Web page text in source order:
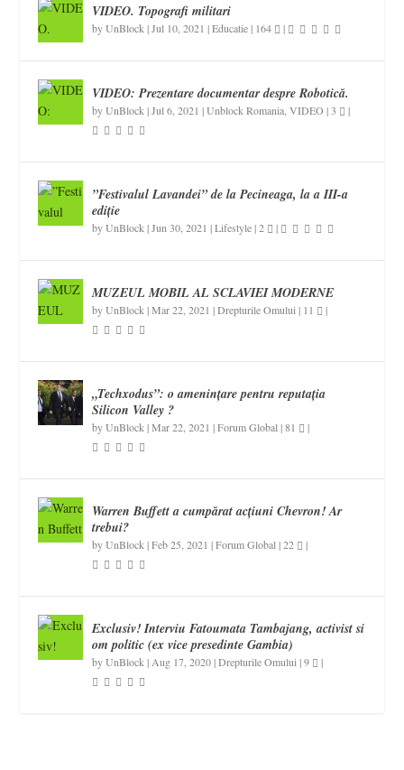
VIDEO. Topografi militari
byUnBlock |Jul 10, 2021 |Educatie| 164 |
VIDEO: Prezentare documentar despre Robotică.
byUnBlock |Jul 6, 2021 |Unblock Romania ,VIDEO |3 |
”Festivalul Lavandei” de la Pecineaga, la a III-a
ediție
byUnBlock |Jun 30, 2021 |Lifestyle|2 |
MUZEUL MOBIL AL SCLAVIEI MODERNE
byUnBlock |Mar 22, 2021 |Drepturile Omului | 11 |
„Techxodus”: o amenințare pentru reputația
Silicon Valley ?
byUnBlock |Mar 22, 2021 |Forum Global |81 |
Warren Buffett a cumpărat acțiuni Chevron! Ar
trebui?
byUnBlock |Feb 25, 2021 |Forum Global |22 |
Exclusiv! Interviu Fatoumata Tambajang, activist si
om politic (ex vice presedinte Gambia)
byUnBlock | Aug 17, 2020|Drepturile Omului |9 |